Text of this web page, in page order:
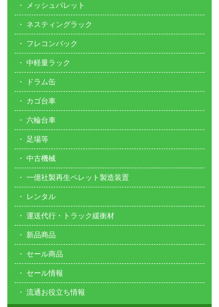
メッシュパレット
ネスティングラック
フレコンバック
中軽量ラック
ドラム缶
カゴ台車
六輪台車
足場等
中古機械
一億社製再生ペレット製造装置
レンタル
運送代行・トラック緩衝材
新品商品
セール商品
セール情報
流通お役立ち情報